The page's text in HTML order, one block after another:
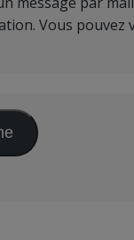
Vous pouvez